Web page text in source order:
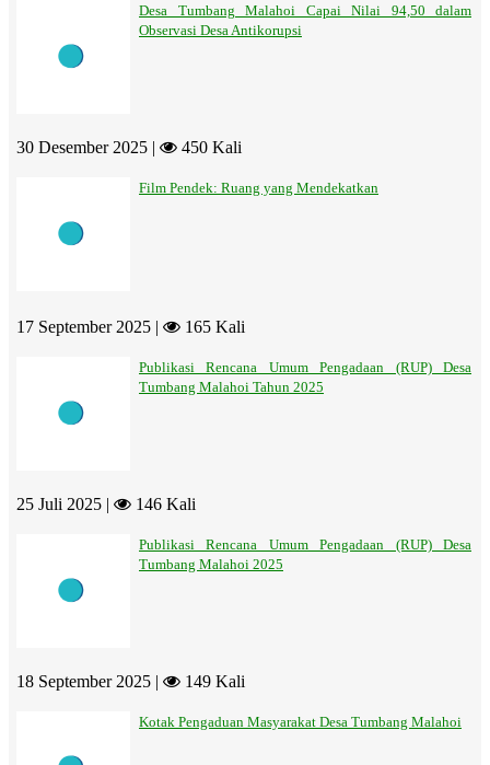
Desa Tumbang Malahoi Capai Nilai 94,50 dalam
Observasi Desa Antikorupsi
30 Desember 2025 | 450 Kali
Film Pendek: Ruang yang Mendekatkan
17 September 2025 | 165 Kali
Publikasi Rencana Umum Pengadaan (RUP) Desa
Tumbang Malahoi Tahun 2025
25 Juli 2025 | 146 Kali
Publikasi Rencana Umum Pengadaan (RUP) Desa
Tumbang Malahoi 2025
18 September 2025 | 149 Kali
Kotak Pengaduan Masyarakat Desa Tumbang Malahoi